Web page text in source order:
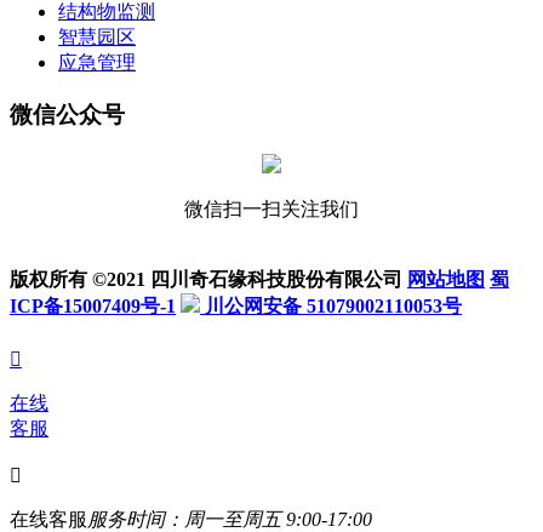
结构物监测
智慧园区
应急管理
微信公众号
微信扫一扫关注我们
版权所有 ©2021 四川奇石缘科技股份有限公司 网站地图 蜀
ICP备15007409号-1
川公网安备 51079002110053号

在线
客服

在线客服服务时间：周一至周五 9:00-17:00